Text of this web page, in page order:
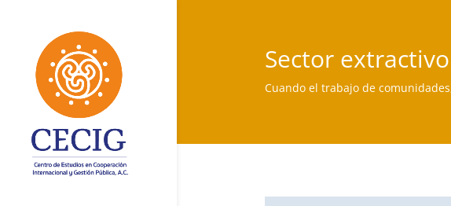
Sector
Cuando el trabajo de